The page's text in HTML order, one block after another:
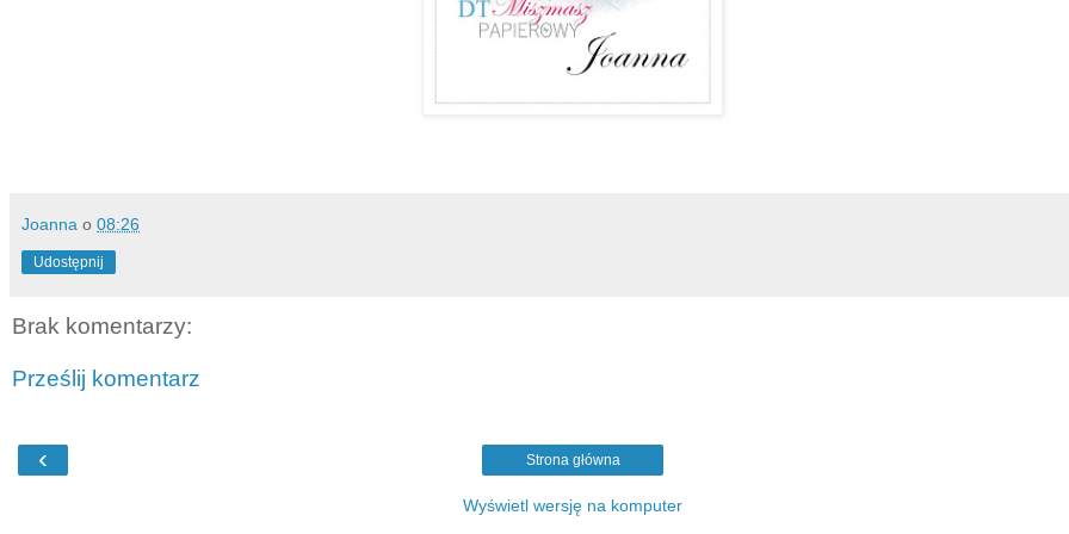
Joanna o 08:26
Udostępnij
Brak komentarzy:
Prześlij komentarz
‹ Strona główna
Wyświetl wersję na komputer